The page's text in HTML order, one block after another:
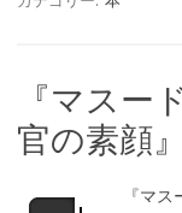
『マスー
官の素顔
『マ